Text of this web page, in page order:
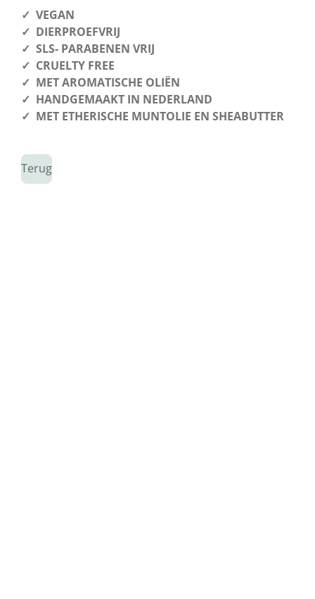
✓ VEGAN
✓ DIERPROEFVRIJ
✓ SLS- PARABENEN VRIJ
✓ CRUELTY FREE
✓ MET AROMATISCHE OLIËN
✓ HANDGEMAAKT IN NEDERLAND
✓ MET ETHERISCHE MUNTOLIE EN SHEABUTTER
Terug